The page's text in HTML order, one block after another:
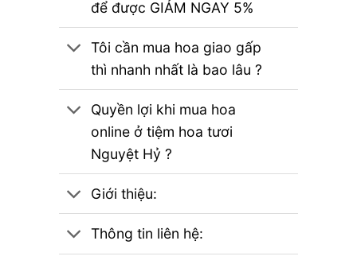
để được GIẢM NGAY 5%
Tôi cần mua hoa giao gấp
thì nhanh nhất là bao lâu ?
Quyền lợi khi mua hoa
online ở tiệm hoa tươi
Nguyệt Hỷ ?
Giới thiệu:
Thông tin liên hệ: